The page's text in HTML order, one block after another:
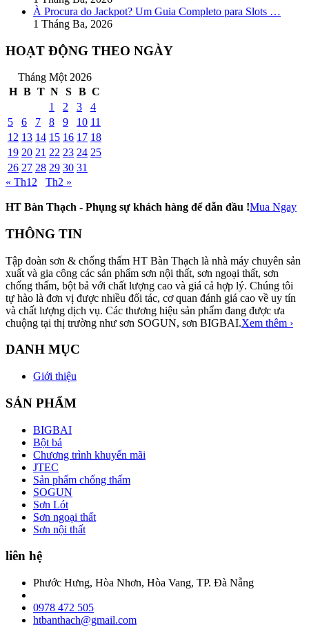
À Procura do Jackpot? Um Guia Completo para Slots …
1 Tháng Ba, 2026
HOẠT ĐỘNG THEO NGÀY
Tháng Một 2026
H B T N S B C
1
2 3
4
5
6 7 8 9 10 11
12 13 14 15 16 17 18
19 20 21 22 23 24 25
26 27 28 29 30 31
« Th12
Th2 »
HT Bàn Thạch - Phụng sự khách hàng để dẫn đầu !Mua Ngay
THÔNG TIN
Tập đoàn sơn & chống thấm HT Bàn Thạch là nhà máy chuyên sản
xuất và gia công các sản phẩm sơn nội thất, sơn ngoại thất, sơn
chống thấm, bột bả với chất lượng cao và giá cả hợp lý. Chúng tôi
tự hào là đơn vị được nhiều đối tác, cơ quan đánh giá cao về uy tín
và chất lượng dịch vụ. Các thương hiệu sản phẩm đang được ưa
chuộng tại thị trường như sơn SOGUN, sơn BIGBAI.Xem thêm ›
DANH MỤC
Giới thiệu
SẢN PHẨM
BIGBAI
Bột bả
Chương trình khuyến mãi
JTEC
Sản phẩm chống thấm
SOGUN
Sơn Lót
Sơn ngoại thất
Sơn nội thất
liên hệ
Phước Hưng, Hòa Nhơn, Hòa Vang, TP. Đà Nẵng
0978 472 505
htbanthach@gmail.com